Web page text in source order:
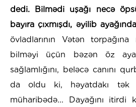
dedi. Bilmədi uşağı necə
bayıra çıxmışdı, əyilib
övladlarının Vətən
bilməyi üçün bəzən öz
sağlamlığını, beləcə canını
da oldu ki, həyatdakı tək
müharibədə... Dayağını itirdi